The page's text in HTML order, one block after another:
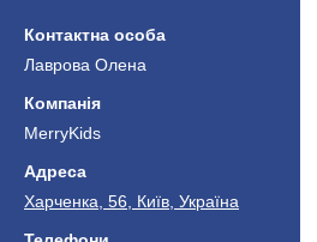
Лаврова Олена
MerryKids
Харченка, 56, Київ, Україна